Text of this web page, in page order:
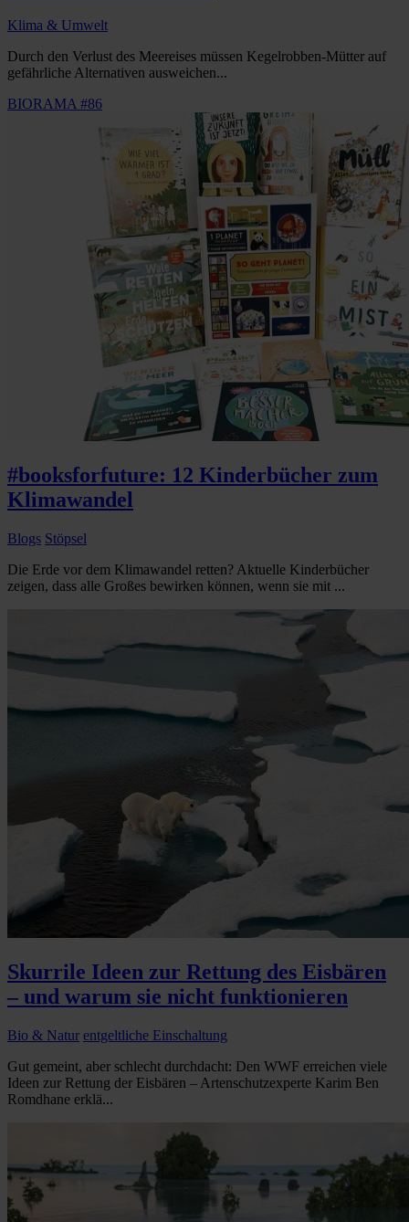
Klima & Umwelt
Durch den Verlust des Meereises müssen Kegelrobben-Mütter auf
gefährliche Alternativen ausweichen...
BIORAMA #86
#booksforfuture: 12 Kinderbücher zum
Klimawandel
Blogs Stöpsel
Die Erde vor dem Klimawandel retten? Aktuelle Kinderbücher
zeigen, dass alle Großes bewirken können, wenn sie mit ...
Skurrile Ideen zur Rettung des Eisbären
– und warum sie nicht funktionieren
Bio & Natur entgeltliche Einschaltung
Gut gemeint, aber schlecht durchdacht: Den WWF erreichen viele
Ideen zur Rettung der Eisbären – Artenschutzexperte Karim Ben
Romdhane erklä...